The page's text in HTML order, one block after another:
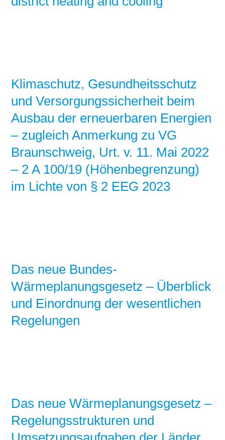
Klimaschutz, Gesundheitsschutz
und Versorgungssicherheit beim
Ausbau der erneuerbaren Energien
– zugleich Anmerkung zu VG
Braunschweig, Urt. v. 11. Mai 2022
– 2 A 100/19 (Höhenbegrenzung)
im Lichte von § 2 EEG 2023
Das neue Bundes-
Wärmeplanungsgesetz – Überblick
und Einordnung der wesentlichen
Regelungen
Das neue Wärmeplanungsgesetz –
Regelungsstrukturen und